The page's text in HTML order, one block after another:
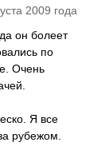
2009 года
он болеет
по
Очень
Я все
рубежом.